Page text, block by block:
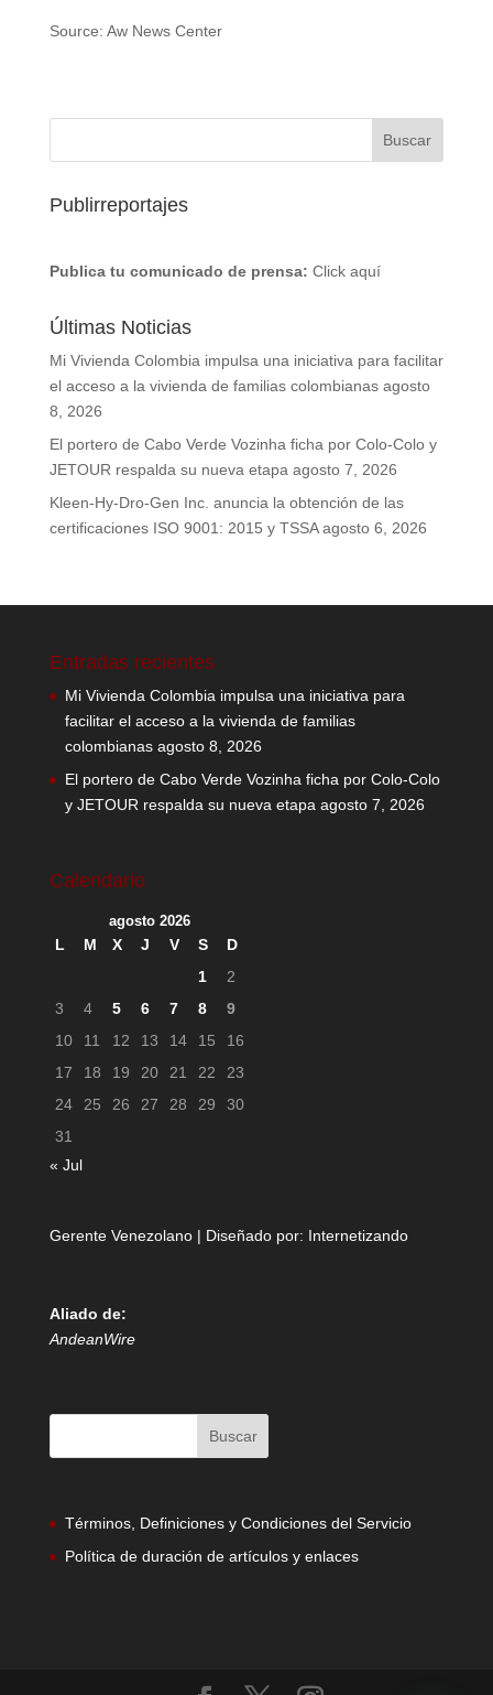
Source: Aw News Center
Publirreportajes
Publica tu comunicado de prensa: Click aquí
Últimas Noticias
Mi Vivienda Colombia impulsa una iniciativa para facilitar
el acceso a la vivienda de familias colombianas agosto
8, 2026
El portero de Cabo Verde Vozinha ficha por Colo-Colo y
JETOUR respalda su nueva etapa agosto 7, 2026
Kleen-Hy-Dro-Gen Inc. anuncia la obtención de las
certificaciones ISO 9001: 2015 y TSSA agosto 6, 2026
Entradas recientes
Mi Vivienda Colombia impulsa una iniciativa para
facilitar el acceso a la vivienda de familias
colombianas agosto 8, 2026
El portero de Cabo Verde Vozinha ficha por Colo-Colo
y JETOUR respalda su nueva etapa agosto 7, 2026
Calendario
agosto 2026
L M X J V S
D
1
2
3
4 5 6 7 8
9
10
11 12 13 14 15
16
17
18 19 20 21 22
23
24
25 26 27 28 29
30
31
« Jul
Gerente Venezolano | Diseñado por: Internetizando
Aliado de:
AndeanWire
Términos, Definiciones y Condiciones del Servicio
Política de duración de artículos y enlaces